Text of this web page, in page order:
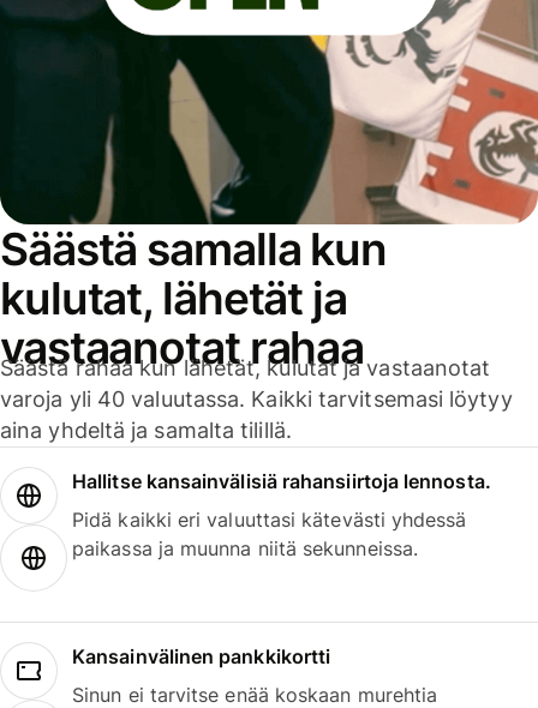
Säästä samalla kun
kulutat, lähetät ja
vastaanotat rahaa
Säästä rahaa kun lähetät, kulutat ja vastaanotat
varoja yli 40 valuutassa. Kaikki tarvitsemasi löytyy
aina yhdeltä ja samalta tilillä.
Hallitse kansainvälisiä rahansiirtoja lennosta.
Pidä kaikki eri valuuttasi kätevästi yhdessä
paikassa ja muunna niitä sekunneissa.
Kansainvälinen pankkikortti
Sinun ei tarvitse enää koskaan murehtia